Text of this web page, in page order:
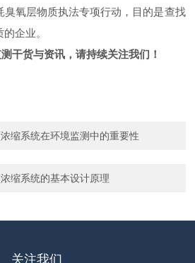
臭氧层物质执法专项行动，目的是查找
企业。
干货与资讯，请持续关注我们！
缩系统在环境监测中的重要性
缩系统的基本设计原理
关注我们